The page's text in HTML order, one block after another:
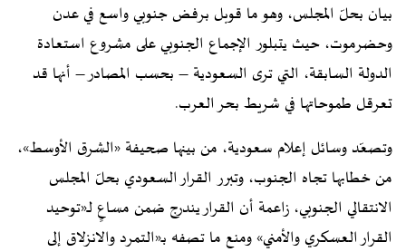
بيان بحلّ المجلس، وهو ما قوبل برفض جنوبي واسع في عدن
وحضرموت، حيث يتبلور الإجماع الجنوبي على مشروع استعادة
الدولة السابقة، التي ترى السعودية – بحسب المصادر – أنها قد
تعرقل طموحاتها في شريط بحر العرب.
وتصعّد وسائل إعلام سعودية، من بينها صحيفة «الشرق الأوسط»،
من خطابها تجاه الجنوب، وتبرر القرار السعودي بحلّ المجلس
الانتقالي الجنوبي، زاعمة أن القرار يندرج ضمن مساعٍ لـ«توحيد
القرار العسكري والأمني» ومنع ما تصفه بـ«التمرد والانزلاق إلى